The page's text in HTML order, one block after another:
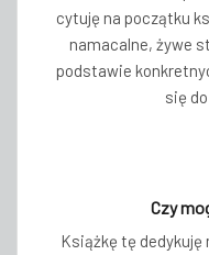
cytuję na początku
namacalne, żywe
podstawie
się
Czy
Książkę tę